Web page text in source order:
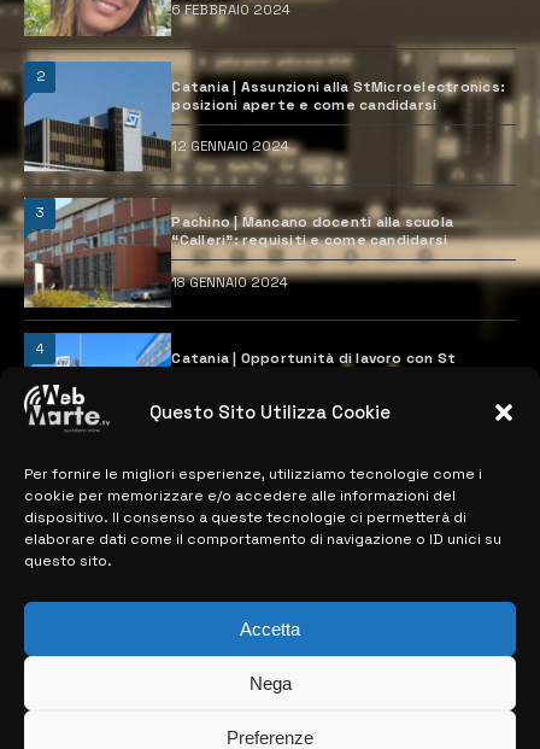
Questo Sito Utilizza Cookie
Per fornire le migliori esperienze, utilizziamo tecnologie come i
cookie per memorizzare e/o accedere alle informazioni del
dispositivo. Il consenso a queste tecnologie ci permetterà di
elaborare dati come il comportamento di navigazione o ID unici su
questo sito.
Accetta
Nega
Preferenze
6 FEBBRAIO 2024
2
Catania | Assunzioni alla StMicroelectronics:
posizioni aperte e come candidarsi
12 GENNAIO 2024
3
Pachino | Mancano docenti alla scuola
“Calleri”: requisiti e come candidarsi
18 GENNAIO 2024
4
Catania | Opportunità di lavoro con St
28 MARZO 2024
MAPPA DEL SITO
> NOTIZIE
> CONTATTI